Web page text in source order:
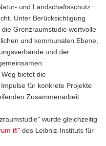
und Landschaftsschutz
Unter Berücksichtigung
Grenzraumstudie wertvolle
und kommunalen Ebene,
und der
bietet die
für konkrete Projekte
Zusammenarbeit.
wurde gleichzeitig
ifl" des Leibniz-Instituts für